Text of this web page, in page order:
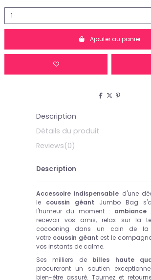
Ajouter au panier
Description
Détails du produit
Reviews(0)
Description
Accessoire indispensable d'une
le coussin géant Jumbo Bag
l'humeur du moment : ambiance
recevoir vos amis, relax sur la
cocooning dans un coin de la
votre coussin géant est le
vos instants de calme.
Ses milliers de billes haute
procureront un soutien
bien-être assuré. Tournez et